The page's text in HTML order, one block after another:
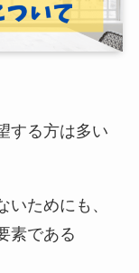
する方は多い
ためにも、
素である